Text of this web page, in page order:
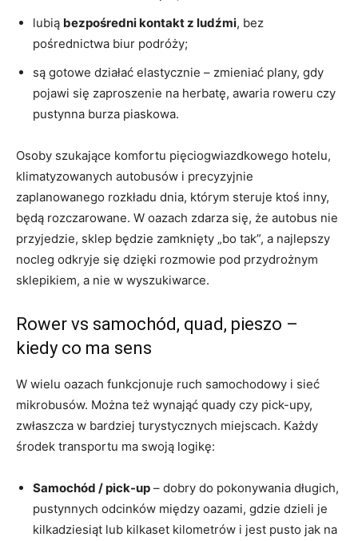
lubią bezpośredni kontakt z ludźmi, bez
pośrednictwa biur podróży;
są gotowe działać elastycznie – zmieniać plany, gdy
pojawi się zaproszenie na herbatę, awaria roweru czy
pustynna burza piaskowa.
Osoby szukające komfortu pięciogwiazdkowego hotelu,
klimatyzowanych autobusów i precyzyjnie
zaplanowanego rozkładu dnia, którym steruje ktoś inny,
będą rozczarowane. W oazach zdarza się, że autobus nie
przyjedzie, sklep będzie zamknięty „bo tak”, a najlepszy
nocleg odkryje się dzięki rozmowie pod przydrożnym
sklepikiem, a nie w wyszukiwarce.
Rower vs samochód, quad, pieszo –
kiedy co ma sens
W wielu oazach funkcjonuje ruch samochodowy i sieć
mikrobusów. Można też wynająć quady czy pick-upy,
zwłaszcza w bardziej turystycznych miejscach. Każdy
środek transportu ma swoją logikę:
Samochód / pick-up – dobry do pokonywania długich,
pustynnych odcinków między oazami, gdzie dzieli je
kilkadziesiąt lub kilkaset kilometrów i jest pusto jak na